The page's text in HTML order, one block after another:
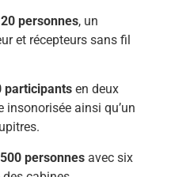
personnes, un
et récepteurs sans fil
participants en deux
insonorisée ainsi qu’un
personnes avec six